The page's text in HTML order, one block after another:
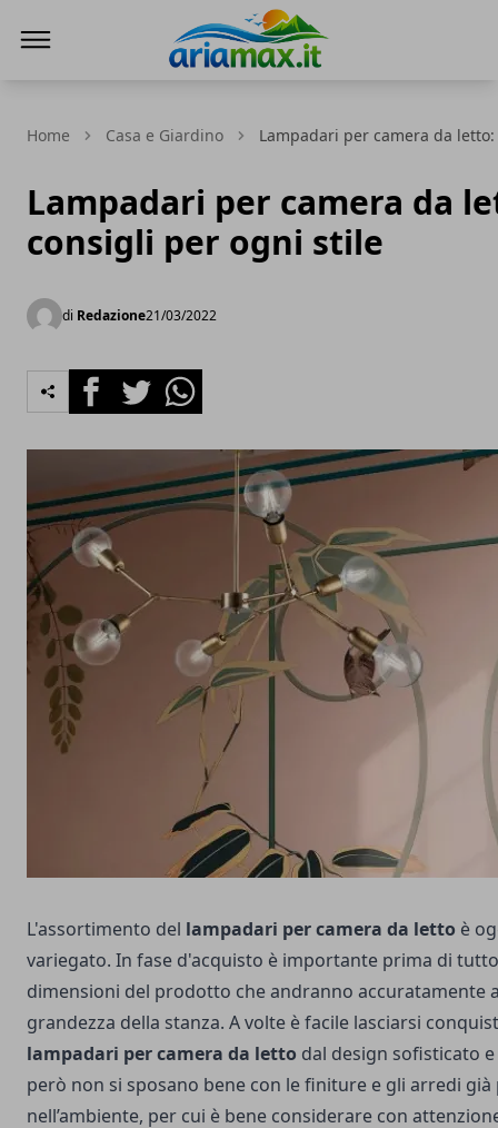
Home Casa e Giardino Lampadari per camera da
Lampadari per camera da
consigli per ogni stile
di Redazione21/03/2022
FacebookTwitterWhatsapp
L'assortimento del lampadari per camera da letto è
variegato. In fase d'acquisto è importante prima di
dimensioni del prodotto che andranno accuratamente
grandezza della stanza. A volte è facile lasciarsi
lampadari per camera da letto dal design sofisticato
però non si sposano bene con le finiture e gli arredi
nell’ambiente, per cui è bene considerare con